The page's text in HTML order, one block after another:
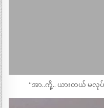
“အာ..ကို့.. ယားတယ် မလုပ်